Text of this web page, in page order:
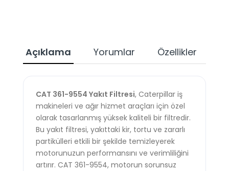
Açıklama Yorumlar Özellikler
CAT 361-9554 Yakıt Filtresi, Caterpillar iş
makineleri ve ağır hizmet araçları için özel
olarak tasarlanmış yüksek kaliteli bir filtredir.
Bu yakıt filtresi, yakıttaki kir, tortu ve zararlı
partikülleri etkili bir şekilde temizleyerek
motorunuzun performansını ve verimliliğini
artırır. CAT 361-9554, motorun sorunsuz